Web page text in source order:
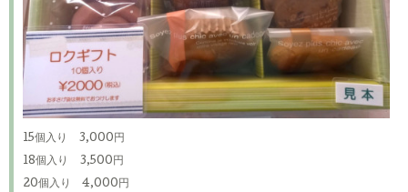
15個入り 3,000円
18個入り 3,500円
20個入り 4,000円